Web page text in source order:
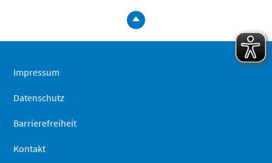
zum
Impressum
Datenschutz
Barrierefreiheit
Kontakt